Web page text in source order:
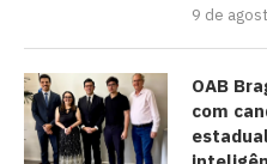
9 de
OAB
com